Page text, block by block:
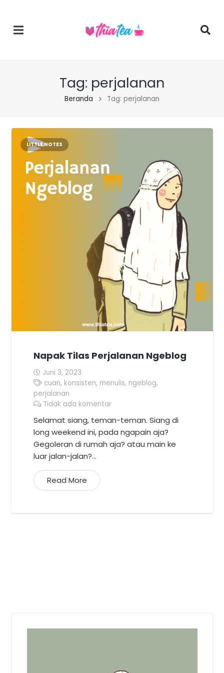
Tag: perjalanan
Beranda Tag: perjalanan
LITTLE NOTES
Napak Tilas Perjalanan Ngeblog
Juni 3, 2023
cuan, konsisten, menulis, ngeblog,
perjalanan
Tidak ada komentar
Selamat siang, teman-teman. Siang di
long weekend ini, pada ngapain aja?
Gegoleran di rumah aja? atau main ke
luar jalan-jalan?…
Read More